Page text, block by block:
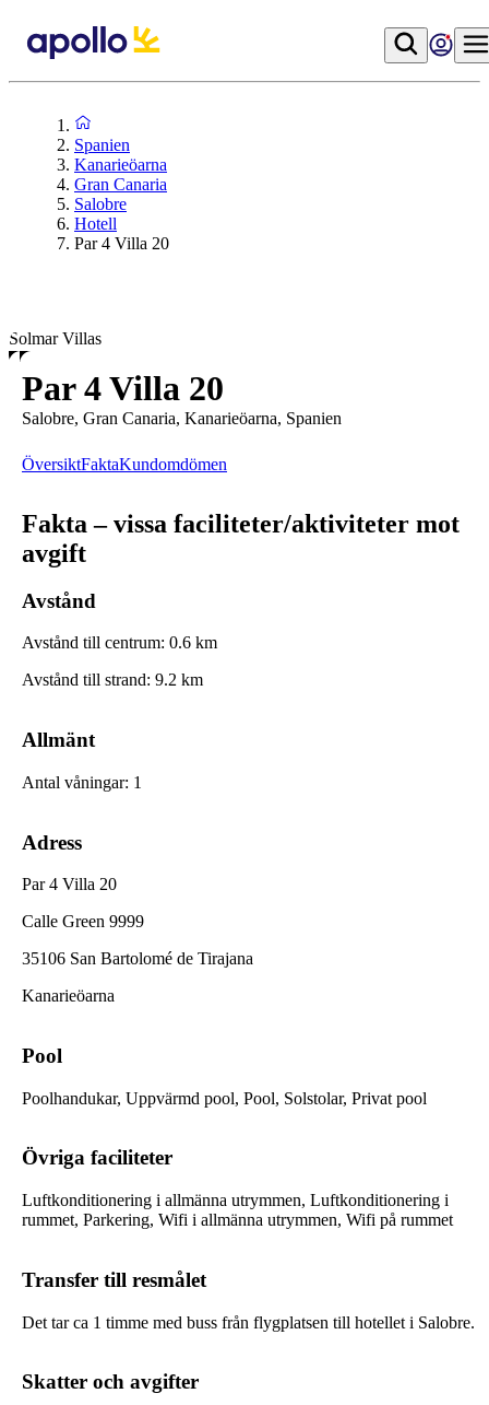
Spanien
Kanarieöarna
Gran Canaria
Salobre
Hotell
Par 4 Villa 20
Solmar Villas
Par 4 Villa 20
Salobre, Gran Canaria, Kanarieöarna, Spanien
ÖversiktFaktaKundomdömen
Fakta – vissa faciliteter/aktiviteter mot
avgift
Avstånd
Avstånd till centrum: 0.6 km
Avstånd till strand: 9.2 km
Allmänt
Antal våningar: 1
Adress
Par 4 Villa 20
Calle Green 9999
35106 San Bartolomé de Tirajana
Kanarieöarna
Pool
Poolhandukar, Uppvärmd pool, Pool, Solstolar, Privat pool
Övriga faciliteter
Luftkonditionering i allmänna utrymmen, Luftkonditionering i
rummet, Parkering, Wifi i allmänna utrymmen, Wifi på rummet
Transfer till resmålet
Det tar ca 1 timme med buss från flygplatsen till hotellet i Salobre.
Skatter och avgifter